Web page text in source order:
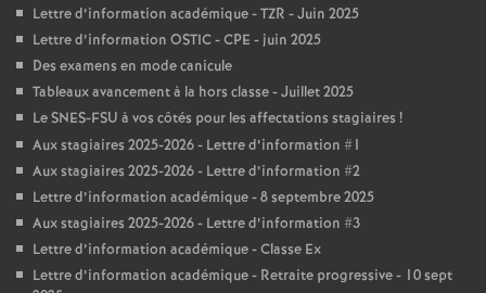
Lettre d’information académique - TZR - Juin 2025
Lettre d’information OSTIC - CPE - juin 2025
Des examens en mode canicule
Tableaux avancement à la hors classe - Juillet 2025
Le SNES-FSU à vos côtés pour les affectations stagiaires !
Aux stagiaires 2025-2026 - Lettre d’information #1
Aux stagiaires 2025-2026 - Lettre d’information #2
Lettre d’information académique - 8 septembre 2025
Aux stagiaires 2025-2026 - Lettre d’information #3
Lettre d’information académique - Classe Ex
Lettre d’information académique - Retraite progressive - 10 sept